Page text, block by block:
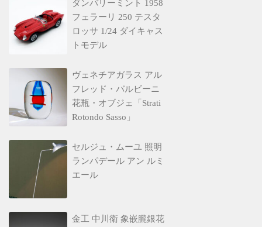
ダンバリーミント 1958
フェラーリ 250 テスタ
ロッサ 1/24 ダイキャス
トモデル
ヴェネチアガラス アル
フレッド・バルビーニ
花瓶・オブジェ「Strati
Rotondo Sasso」
セルジュ・ムーユ 照明
ランパデール アン ルミ
エール
金工 中川衛 象嵌朧銀花